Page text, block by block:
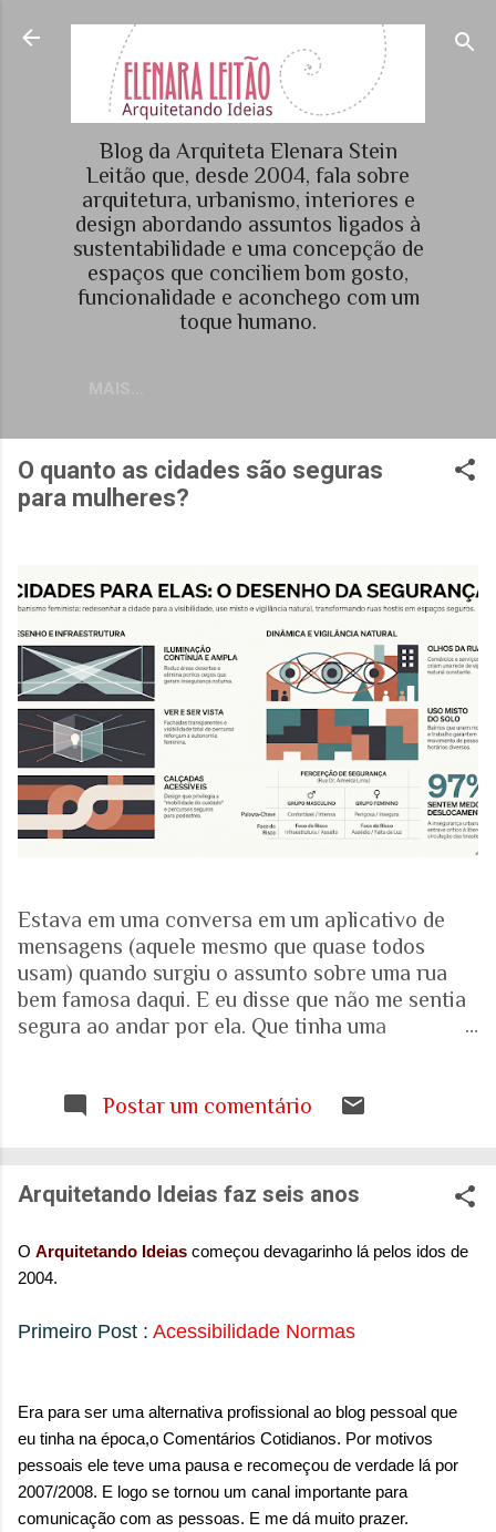
Pular para o conteúdo principal
Blog da Arquiteta Elenara Stein
Leitão que, desde 2004, fala sobre
arquitetura, urbanismo, interiores e
design abordando assuntos ligados à
sustentabilidade e uma concepção de
espaços que conciliem bom gosto,
funcionalidade e aconchego com um
toque humano.
O quanto as cidades são seguras
para mulheres?
Estava em uma conversa em um aplicativo de
mensagens (aquele mesmo que quase todos
usam) quando surgiu o assunto sobre uma rua
bem famosa daqui. E eu disse que não me sentia
segura ao andar por ela. Que tinha uma
visão (e experiência) das mulheres sobre o que é
acadêmicos e governamentais recentes para
entender mais sobre a realidade. É mesmo
Patrícia Galvão em parceria com o Instituto
Locomotiva, divulgada em setembro de 2024,
mostrou um dado alarmante: que 97% das
brasileiras sentem medo de sofrer violência
sofreram algum tipo de violência durante seus
deslocamentos urbanos. Entre mulheres negras
e LBT, os índices sobem ainda mais. Isso não é
sensação isolada. Se per...
Postar um comentário
Arquitetando Ideias faz seis anos
O Arquitetando Ideias começou devagarinho lá pelos idos de
2004.
Primeiro Post : Acessibilidade Normas
Era para ser uma alternativa profissional ao blog pessoal que
eu tinha na época,o Comentários Cotidianos. Por motivos
pessoais ele teve uma pausa e recomeçou de verdade lá por
2007/2008. E logo se tornou um canal importante para
comunicação com as pessoas. E me dá muito prazer.